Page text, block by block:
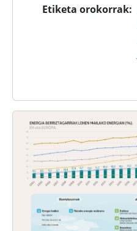
Etiketa orokorrak